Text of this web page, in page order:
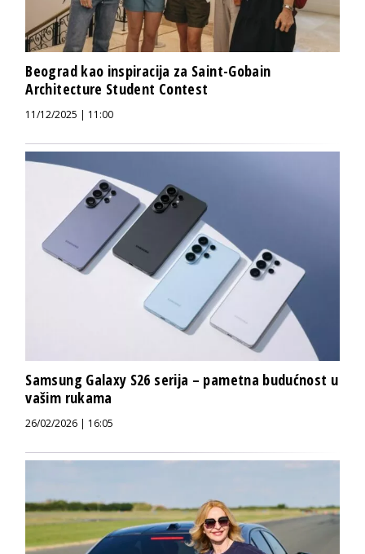
Beograd kao inspiracija za Saint-Gobain
Architecture Student Contest
11/12/2025 | 11:00
Samsung Galaxy S26 serija – pametna budućnost u
vašim rukama
26/02/2026 | 16:05